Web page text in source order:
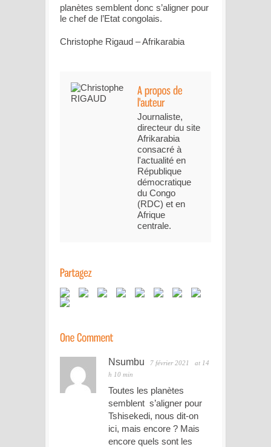
planètes semblent donc s’aligner pour
le chef de l’Etat congolais.
Christophe Rigaud – Afrikarabia
Journaliste,
directeur du site
Afrikarabia
consacré à
l'actualité en
République
démocratique
du Congo
(RDC) et en
Afrique
centrale.
Nsumbu 7 février 2021
at 14
h 10 min
Toutes les planètes
semblent s’aligner pour
Tshisekedi, nous dit-on
ici, mais encore ? Mais
encore quels sont les